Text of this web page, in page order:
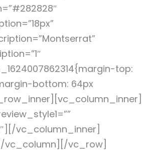
top:
bottom: 64px
vc_column_inner]
vc_column][/vc_row]